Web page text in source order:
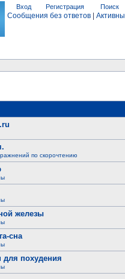
Вход Регистрация Поиск
Сообщения без ответов
по скорочтению
железы
сна
для похудения